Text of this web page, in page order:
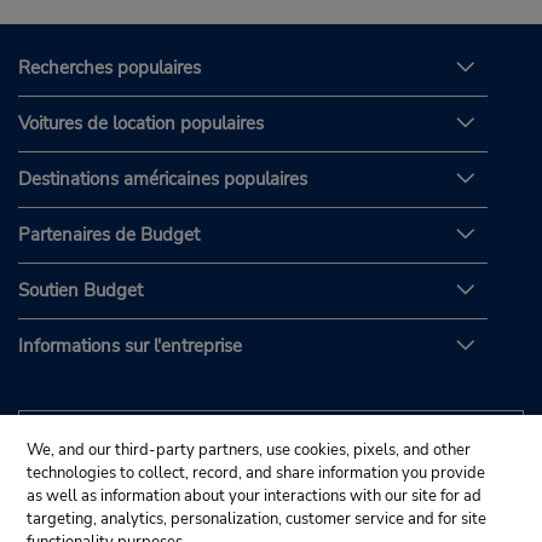
Recherches populaires
Voitures de location populaires
Destinations américaines populaires
Partenaires de Budget
Soutien Budget
Informations sur l'entreprise
We, and our third-party partners, use cookies, pixels, and other
technologies to collect, record, and share information you provide
as well as information about your interactions with our site for ad
targeting, analytics, personalization, customer service and for site